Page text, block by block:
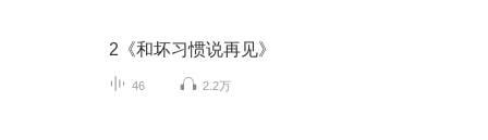
2《和坏习惯说再见》
46 2.2万